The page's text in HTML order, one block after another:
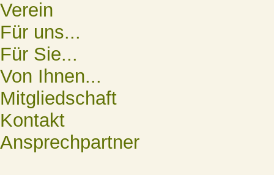
Verein
Für uns...
Für Sie...
Von Ihnen...
Mitgliedschaft
Kontakt
Ansprechpartner